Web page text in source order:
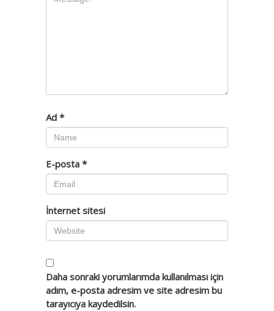
Ad *
E-posta *
İnternet sitesi
Daha sonraki yorumlarımda kullanılması için
adım, e-posta adresim ve site adresim bu
tarayıcıya kaydedilsin.